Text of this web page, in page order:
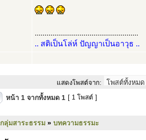
.....................................................
.. สติเป็นโล่ห์ ปัญญาเป็นอาวุธ ..
แสดงโพสต์จาก:
หน้า 1 จากทั้งหมด 1 [ 1 โพสต์ ]
กลุ่มสาระธรรม » บทความธรรมะ